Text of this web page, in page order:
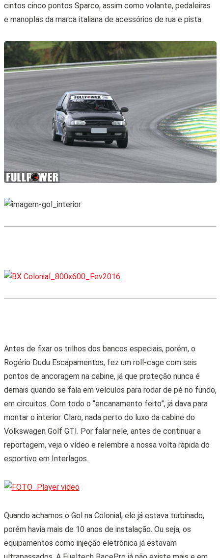
cintos cinco pontos Sparco, assim como volante, pedaleiras
e manoplas da marca italiana de acessórios de rua e pista.
Antes de fixar os trilhos dos bancos especiais, porém, o
Rogério Dudu Escapamentos, fez um roll-cage com seis
pontos de ancoragem na cabine, já que proteção nunca é
demais quando se fala em veículos para rodar de pé no fundo,
em circuitos. Com todo o “encanamento feito”, já dava para
montar o interior. Claro, nada perto do luxo da cabine do
Volkswagen Golf GTI. Por falar nele, antes de continuar a
reportagem, veja o vídeo e relembre a nossa volta rápida do
esportivo em Interlagos.
Quando achamos o Gol na Colonial, ele já estava turbinado,
porém havia mais de 10 anos de instalação. Ou seja, os
equipamentos como injeção eletrônica já estavam